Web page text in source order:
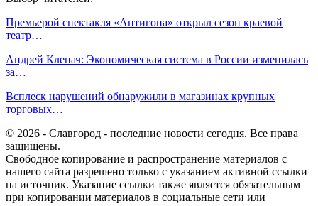
Премьерой спектакля «Антигона» открыл сезон краевой
театр…
Андрей Клепач: Экономическая система в России изменилась
за…
Всплеск нарушений обнаружили в магазинах крупных
торговых…
© 2026 - Славгород - последние новости сегодня. Все права
защищены.
Свободное копирование и распространение материалов с
нашего сайта разрешено только с указанием активной ссылки
на источник. Указание ссылки также является обязательным
при копировании материалов в социальные сети или